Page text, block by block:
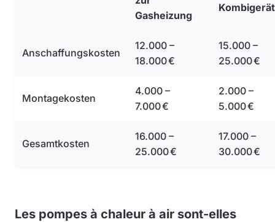
Gasheizung
Kombigerät
Anschaffungskosten
12.000 –
18.000 €
15.000 –
25.000 €
Montagekosten
4.000 –
7.000 €
2.000 –
5.000 €
Gesamtkosten
16.000 –
25.000 €
17.000 –
30.000 €
Les pompes à chaleur à air sont-elles